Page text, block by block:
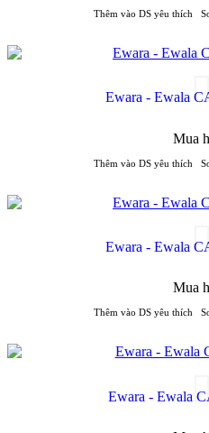
Thêm vào DS yêu thích
Ewara - Ewala
Mua
Thêm vào DS yêu thích
Ewara - Ewala
Mua
Thêm vào DS yêu thích
Ewara - Ewala